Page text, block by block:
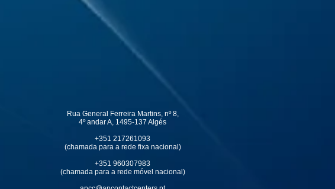
Rua General Ferreira Martins, nº 8,
4º andar A, 1495-137 Algés
+351 217261093
(chamada para a rede fixa nacional)
+351 960307983
(chamada para a rede móvel nacional)